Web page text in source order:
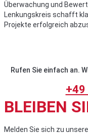
Überwachung und
Lenkungskreis schafft
Projekte erfolgreich
Rufen Sie einfach an.
BLEIBEN
Melden Sie sich zu